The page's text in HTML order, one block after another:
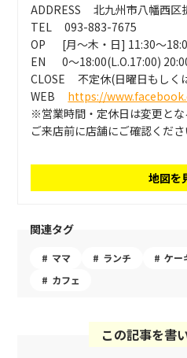
ADDRESS
北九州市八幡西区
TEL
093-883-7675
OP
EN
[月～木・日] 11:30～
0～18:00(L.O.17:00)
CLOSE
不定休(日曜日もしく
WEB
https://
※営業時間・定休日は変更とな
ご来店前に店舗にご確認くださ
地図を
関連タグ
ママ ランチ ケー
カフェ
この記事を書